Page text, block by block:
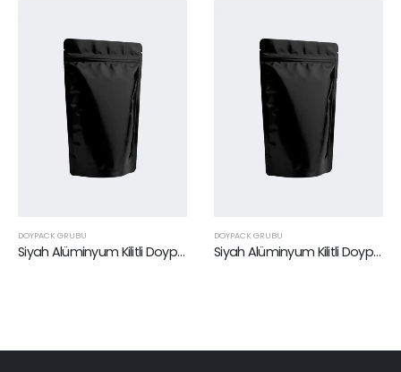
DOYPACK GRUBU
Siyah Alüminyum Kilitli Doypack 16 x 27 cm
DOYPACK GRUBU
Siyah Alüminyum Kilitli Doypack 8,5 x 14,5 cm